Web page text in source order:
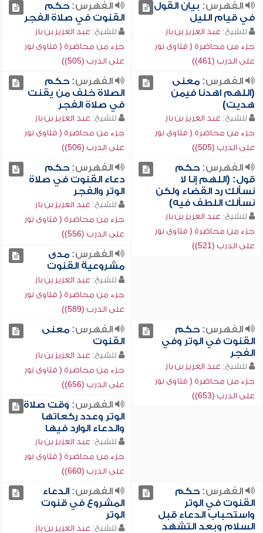
الفهرس: بيان القول
في قيام الليل
للشيخ: عبد العزيز بن باز
جزء من محاضرة ( فتاوى نور
على الدرب (461))
الفهرس:حكم
القنوت في صلاة الفجر
للشيخ: عبد العزيز بن باز
جزء من محاضرة ( فتاوى نور
على الدرب (505))
الفهرس:معنى
(اللهم اهدنا فيمن
هديت)
للشيخ: عبد العزيز بن باز
جزء من محاضرة ( فتاوى نور
على الدرب (505))
الفهرس:حكم
الصلاة خلف من يقنت
في صلاة الفجر
للشيخ: عبد العزيز بن باز
جزء من محاضرة ( فتاوى نور
على الدرب (506))
الفهرس:حكم
قول: (اللهم إنا لا
نسألك رد القضاء ولكن
نسألك اللطف فيه)
للشيخ: عبد العزيز بن باز
جزء من محاضرة ( فتاوى نور
على الدرب (521))
الفهرس:حكم
دعاء القنوت في صلاة
الوتر والفجر
للشيخ: عبد العزيز بن باز
جزء من محاضرة ( فتاوى نور
على الدرب (556))
الفهرس:مدى
مشروعية القنوت
للشيخ: عبد العزيز بن باز
جزء من محاضرة ( فتاوى نور
على الدرب (589))
الفهرس:حكم
القنوت في الوتر وفي
الفجر
للشيخ: عبد العزيز بن باز
جزء من محاضرة ( فتاوى نور
على الدرب (653))
الفهرس:معنى
القنوت
للشيخ: عبد العزيز بن باز
جزء من محاضرة ( فتاوى نور
على الدرب (656))
الفهرس: وقت صلاة
الوتر وعدد ركعاتها
والدعاء الوارد فيها
للشيخ: عبد العزيز بن باز
جزء من محاضرة ( فتاوى نور
على الدرب (660))
الفهرس:حكم
القنوت في الوتر
واستحباب الدعاء قبل
السلام وبعد التشهد
الفهرس:الدعاء
المشروع في قنوت
الوتر
للشيخ: عبد العزيز بن باز